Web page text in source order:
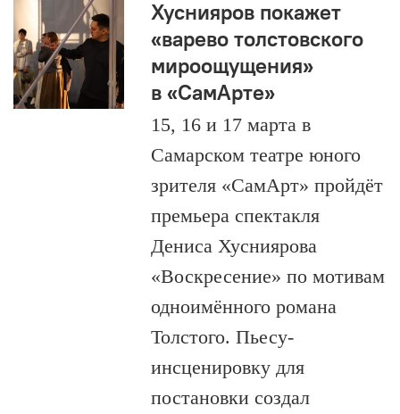
Хуснияров покажет
«варево толстовского
мироощущения»
в «СамАрте»
15, 16 и 17 марта в
Самарском театре юного
зрителя «СамАрт» пройдёт
премьера спектакля
Дениса Хусниярова
«Воскресение» по мотивам
одноимённого романа
Толстого. Пьесу-
инсценировку для
постановки создал